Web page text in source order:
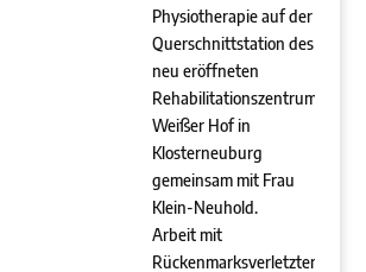
Physiotherapie auf der
Querschnittstation des
neu eröffneten
Rehabilitationszentrums
Weißer Hof in
Klosterneuburg
gemeinsam mit Frau
Klein-Neuhold.
Arbeit mit
Rückenmarksverletzten